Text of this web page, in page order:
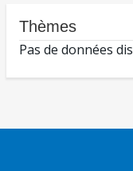
Thèmes
Pas de données